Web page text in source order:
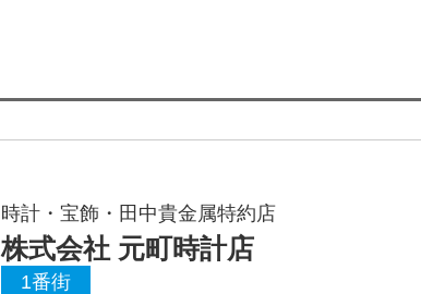
時計・宝飾・田中貴金属特約店
株式会社 元町時計店
1番街